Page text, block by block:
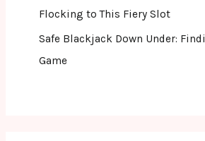
Flocking to This Fiery Slot
Safe Blackjack Down Under:
Game